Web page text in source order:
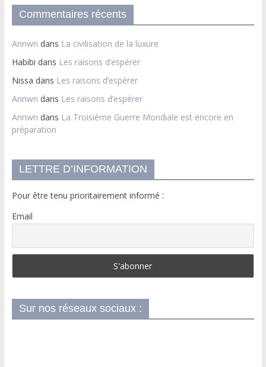
Commentaires récents
Annwn dans La civilisation de la luxure
Habibi dans Les raisons d’espérer
Nissa dans Les raisons d’espérer
Annwn dans Les raisons d’espérer
Annwn dans La Troisième Guerre Mondiale est encore en
préparation
LETTRE D’INFORMATION
Pour être tenu prioritairement informé :
Email
Sur nos réseaux sociaux :